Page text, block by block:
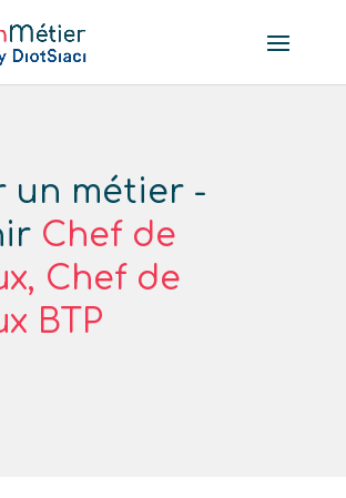
un métier -
Chef de
Chef de
BTP